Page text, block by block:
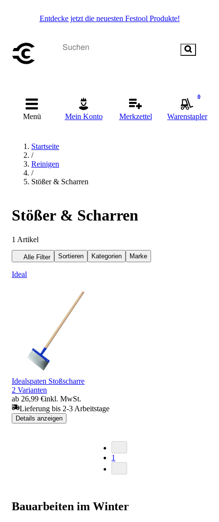
Entdecke jetzt die neuesten Festool Produkte!
Menü Mein Konto Merkzettel
0
Warenstapler
Startseite
/
Reinigen
/
Stößer & Scharren
Stößer & Scharren
1 Artikel
Alle Filter Sortieren Kategorien Marke
Ideal
Idealspaten Stoßscharre
2 Varianten
ab 26,99 €inkl. MwSt.
Lieferung bis 2-3 Arbeitstage
Details anzeigen
1
Bauarbeiten im Winter